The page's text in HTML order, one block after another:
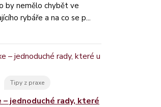
by nemělo chybět ve
rybáře a na co se p...
Tipy z praxe
– jednoduché rady, které